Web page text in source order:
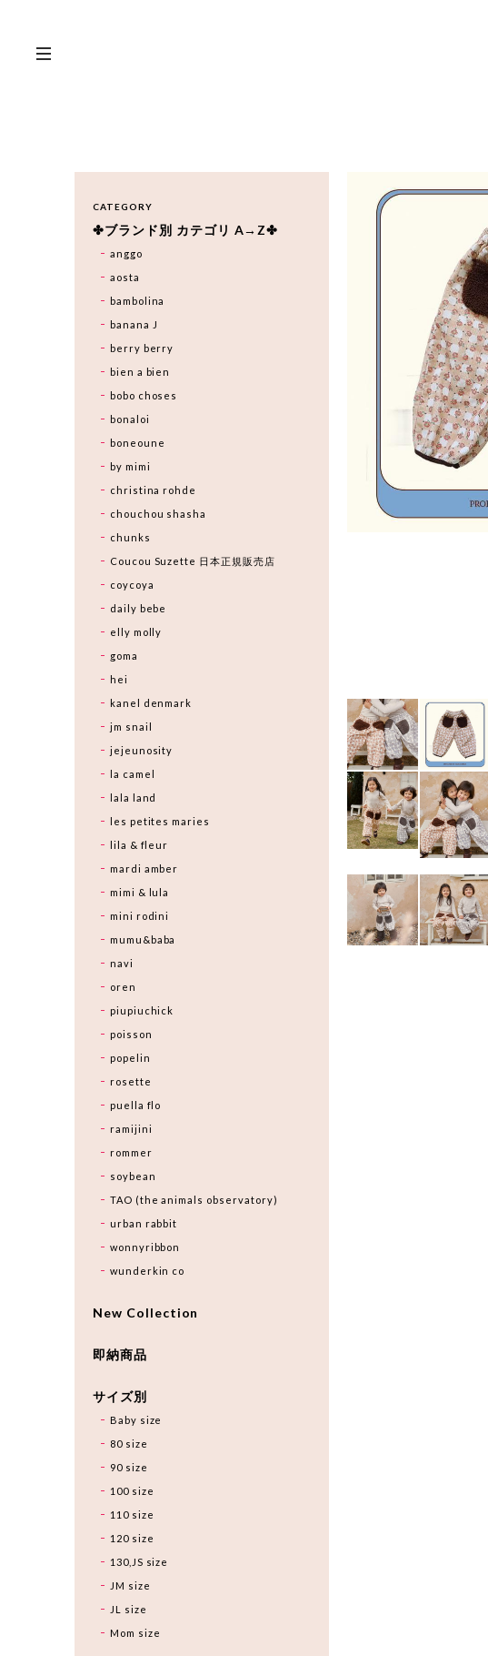
CATEGORY
✤ブランド別 カテゴリ A→Z✤
anggo
aosta
bambolina
banana J
berry berry
bien a bien
bobo choses
bonaloi
boneoune
by mimi
christina rohde
chouchou shasha
chunks
Coucou Suzette 日本正規販売店
coycoya
daily bebe
elly molly
goma
hei
kanel denmark
jm snail
jejeunosity
la camel
lala land
les petites maries
lila & fleur
mardi amber
mimi & lula
mini rodini
mumu&baba
navi
oren
piupiuchick
poisson
popelin
rosette
puella flo
ramijini
rommer
soybean
TAO (the animals observatory)
urban rabbit
wonnyribbon
wunderkin co
New Collection
即納商品
サイズ別
Baby size
80 size
90 size
100 size
110 size
120 size
130,JS size
JM size
JL size
Mom size